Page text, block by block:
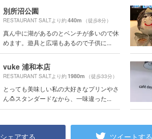
別所沼公園
RESTAURANT SALTより約440m （徒歩8分）
真ん中に湖があるのとベンチが多いので休
めます。遊具と広場もあるので子供に...
vuke 浦和本店
RESTAURANT SALTより約1980m （徒歩33分）
とっても美味しい私の大好きなプリンやさ
ん🍮スタンダードなから、一味違った...
シェアする ツイートする